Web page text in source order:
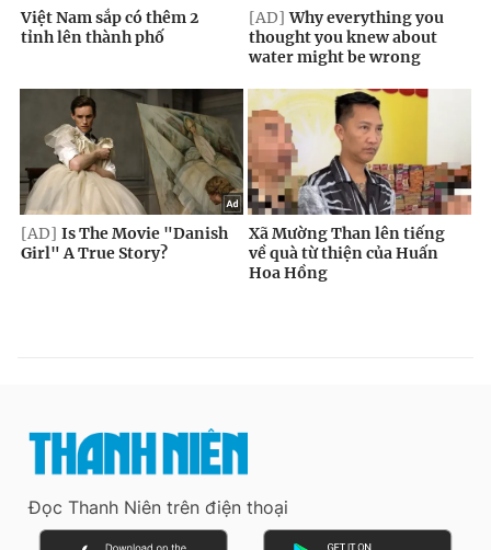
Đọc Thanh Niên trên điện thoại